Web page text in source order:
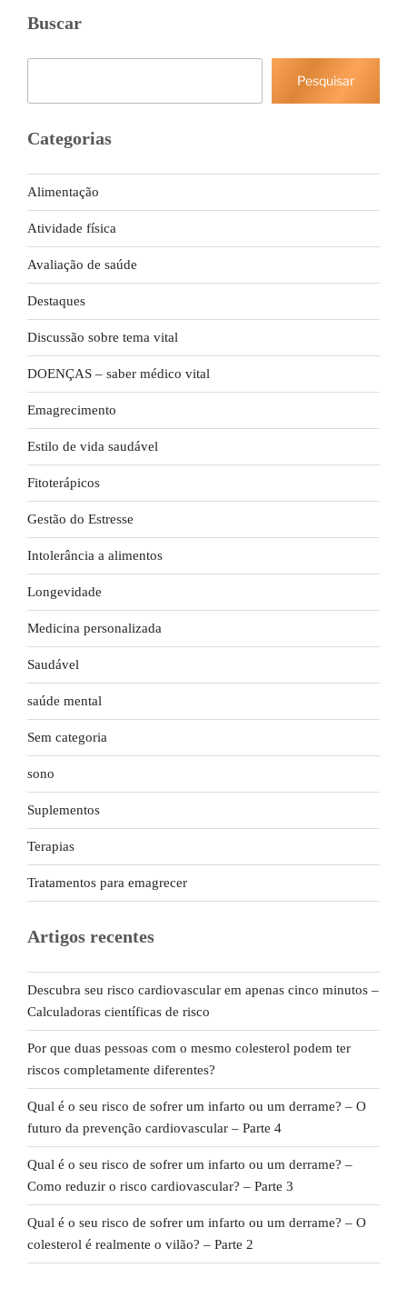
Buscar
Pesquisar
Categorias
Alimentação
Atividade física
Avaliação de saúde
Destaques
Discussão sobre tema vital
DOENÇAS – saber médico vital
Emagrecimento
Estilo de vida saudável
Fitoterápicos
Gestão do Estresse
Intolerância a alimentos
Longevidade
Medicina personalizada
Saudável
saúde mental
Sem categoria
sono
Suplementos
Terapias
Tratamentos para emagrecer
Artigos recentes
Descubra seu risco cardiovascular em apenas cinco minutos –
Calculadoras científicas de risco
Por que duas pessoas com o mesmo colesterol podem ter
riscos completamente diferentes?
Qual é o seu risco de sofrer um infarto ou um derrame? – O
futuro da prevenção cardiovascular – Parte 4
Qual é o seu risco de sofrer um infarto ou um derrame? –
Como reduzir o risco cardiovascular? – Parte 3
Qual é o seu risco de sofrer um infarto ou um derrame? – O
colesterol é realmente o vilão? – Parte 2